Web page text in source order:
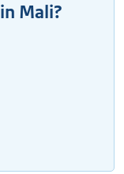
Mali?